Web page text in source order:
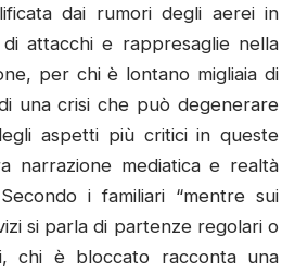
dai rumori degli aerei in
attacchi e rappresaglie nella
per chi è lontano migliaia di
una crisi che può degenerare
aspetti più critici in queste
narrazione mediatica e realtà
i familiari “mentre sui
si parla di partenze regolari o
chi è bloccato racconta una